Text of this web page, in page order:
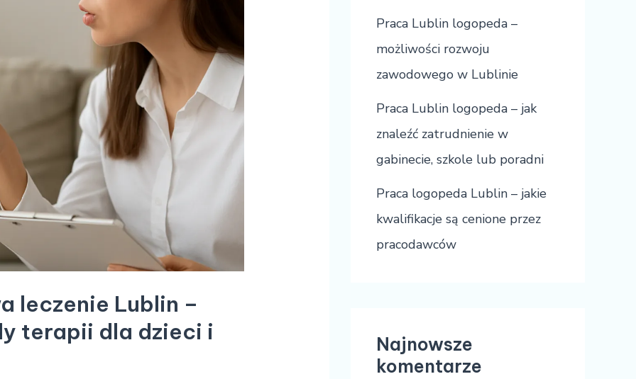
leczenie Lublin –
terapii dla dzieci i
Praca Lublin logopeda –
możliwości rozwoju
zawodowego w Lublinie
Praca Lublin logopeda – jak
znaleźć zatrudnienie w
gabinecie, szkole lub poradni
Praca logopeda Lublin – jakie
kwalifikacje są cenione przez
pracodawców
Najnowsze
komentarze